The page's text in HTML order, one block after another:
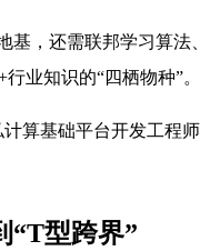
基，还需联邦学习算
业知识的“四栖物种”。
算基础平台开发工程
“T型跨界”